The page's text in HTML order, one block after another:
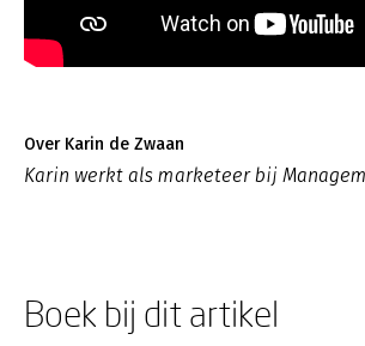
Over Karin de Zwaan
Karin werkt als marketeer bij
Boek bij dit artikel